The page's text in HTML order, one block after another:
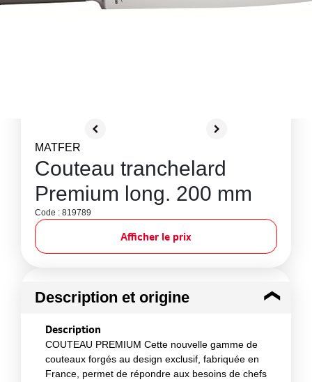
MATFER
Couteau tranchelard
Premium long. 200 mm
Code : 819789
Afficher le prix
Description et origine
Description
COUTEAU PREMIUM Cette nouvelle gamme de
couteaux forgés au design exclusif, fabriquée en
France, permet de répondre aux besoins de chefs